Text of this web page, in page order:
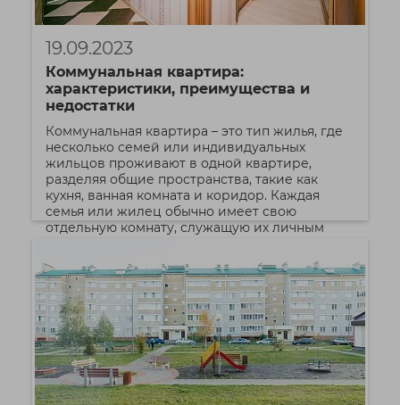
19.09.2023
Коммунальная квартира:
характеристики, преимущества и
недостатки
Коммунальная квартира – это тип жилья, где
несколько семей или индивидуальных
жильцов проживают в одной квартире,
разделяя общие пространства, такие как
кухня, ванная комната и коридор. Каждая
семья или жилец обычно имеет свою
отдельную комнату, служащую их личным